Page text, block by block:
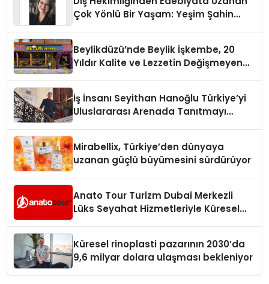
Çok Yönlü Bir Yaşam: Yeşim Şahin
Beylikdüzü’nde Beylik İşkembe, 20
Yıldır Kalite ve Lezzetin Değişmeyen
İş İnsanı Seyithan Hanoğlu Türkiye’yi
Uluslararası Arenada Tanıtmayı
Mirabellix, Türkiye’den dünyaya
uzanan güçlü büyümesini sürdürüyor
Anato Tour Turizm Dubai Merkezli
Lüks Seyahat Hizmetleriyle Küresel
Küresel rinoplasti pazarının 2030’da
9,6 milyar dolara ulaşması bekleniyor